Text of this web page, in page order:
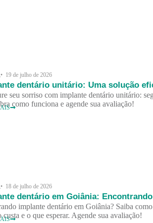
• 19 de julho de 2026
dentário unitário: Uma solução
seu sorriso com implante dentário unitário:
como funciona e agende sua avaliação!
• 18 de julho de 2026
dentário em Goiânia:
implante dentário em Goiânia? Saiba
custa e o que esperar. Agende sua avaliação!